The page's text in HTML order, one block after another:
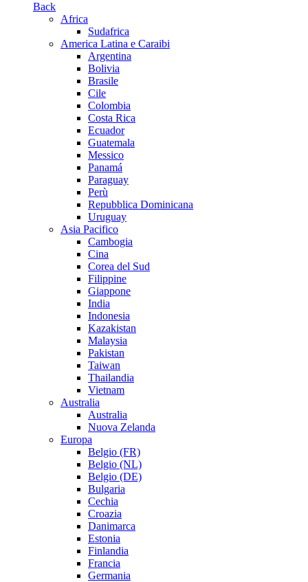
Back
Africa
Sudafrica
America Latina e Caraibi
Argentina
Bolivia
Brasile
Cile
Colombia
Costa Rica
Ecuador
Guatemala
Messico
Panamá
Paraguay
Perù
Repubblica Dominicana
Uruguay
Asia Pacifico
Cambogia
Cina
Corea del Sud
Filippine
Giappone
India
Indonesia
Kazakistan
Malaysia
Pakistan
Taiwan
Thailandia
Vietnam
Australia
Australia
Nuova Zelanda
Europa
Belgio (FR)
Belgio (NL)
Belgio (DE)
Bulgaria
Cechia
Croazia
Danimarca
Estonia
Finlandia
Francia
Germania